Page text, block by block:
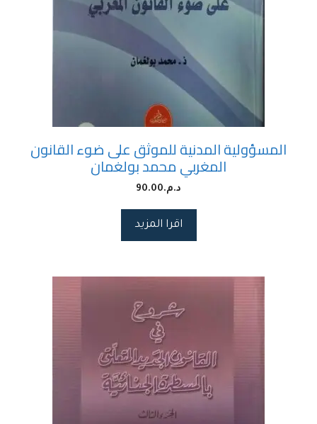
المسؤولية المدنية للموثق على ضوء القانون
المغربي محمد بولغمان
د.م.90.00
اقرا المزيد